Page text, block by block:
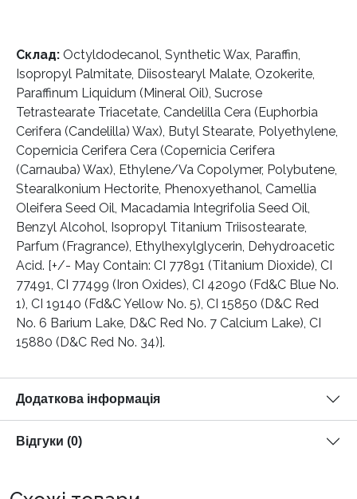
Склад: Octyldodecanol, Synthetic Wax, Paraffin,
Isopropyl Palmitate, Diisostearyl Malate, Ozokerite,
Paraffinum Liquidum (Mineral Oil), Sucrose
Tetrastearate Triacetate, Candelilla Cera (Euphorbia
Cerifera (Candelilla) Wax), Butyl Stearate, Polyethylene,
Copernicia Cerifera Cera (Copernicia Cerifera
(Carnauba) Wax), Ethylene/Va Copolymer, Polybutene,
Stearalkonium Hectorite, Phenoxyethanol, Camellia
Oleifera Seed Oil, Macadamia Integrifolia Seed Oil,
Benzyl Alcohol, Isopropyl Titanium Triisostearate,
Parfum (Fragrance), Ethylhexylglycerin, Dehydroacetic
Acid. [+/- May Contain: CI 77891 (Titanium Dioxide), CI
77491, CI 77499 (Iron Oxides), CI 42090 (Fd&C Blue No.
1), CI 19140 (Fd&C Yellow No. 5), CI 15850 (D&C Red
No. 6 Barium Lake, D&C Red No. 7 Calcium Lake), CI
15880 (D&C Red No. 34)].
Додаткова інформація
Відгуки (0)